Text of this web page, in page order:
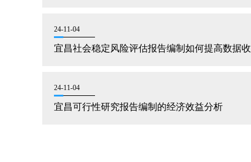
24-11-04
宜昌社会稳定风险评估报告编制如何提高数据收
24-11-04
宜昌可行性研究报告编制的经济效益分析